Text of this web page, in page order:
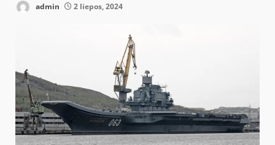
admin 2 liepos, 2024